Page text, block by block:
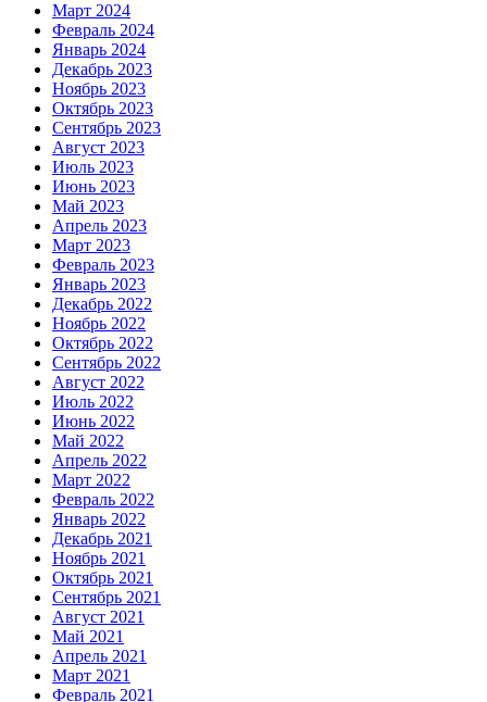
Март 2024
Февраль 2024
Январь 2024
Декабрь 2023
Ноябрь 2023
Октябрь 2023
Сентябрь 2023
Август 2023
Июль 2023
Июнь 2023
Май 2023
Апрель 2023
Март 2023
Февраль 2023
Январь 2023
Декабрь 2022
Ноябрь 2022
Октябрь 2022
Сентябрь 2022
Август 2022
Июль 2022
Июнь 2022
Май 2022
Апрель 2022
Март 2022
Февраль 2022
Январь 2022
Декабрь 2021
Ноябрь 2021
Октябрь 2021
Сентябрь 2021
Август 2021
Май 2021
Апрель 2021
Март 2021
Февраль 2021